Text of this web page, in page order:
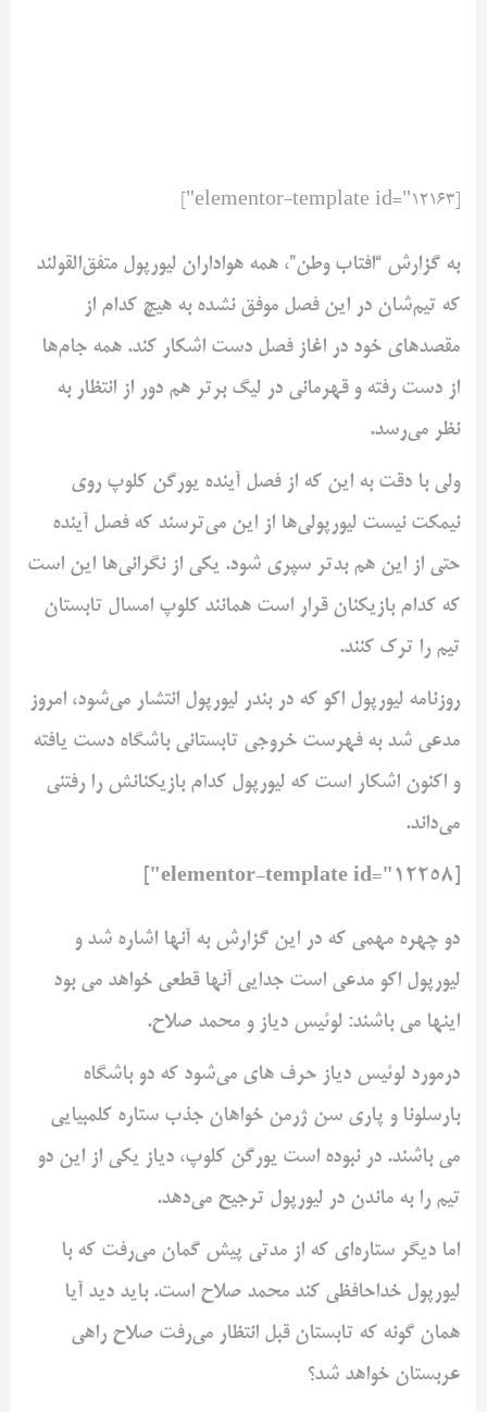
به گزارش “افتاب وطن”، همه هواداران لیورپول متفق‌القولند
که ‌تیم‌شان در این فصل موفق نشده به هیچ کدام از
مقصد‌های خود در ‌اغاز فصل دست اشکار کند. همه جام‌ها
از دست رفته و قهرمانی در ‌لیگ برتر هم دور از انتظار به
نظر می‌رسد. ‌
ولی با دقت به این که از فصل آینده یورگن کلوپ روی
نیمکت نیست ‌لیورپولی‌ها از این می‌ترسند که فصل آینده
حتی از این هم بدتر ‌سپری شود. یکی از نگرانی‌ها این است
که کدام بازیکنان قرار است ‌همانند کلوپ امسال تابستان
تیم را ترک کنند.
روزنامه لیورپول اکو که در بندر لیورپول انتشار می‌شود، امروز
مدعی ‌شد به فهرست خروجی تابستانی باشگاه دست یافته
و اکنون اشکار ‌است که لیورپول کدام بازیکنانش را رفتنی
می‌داند.‌
دو چهره مهمی که در این گزارش به آنها اشاره شد و
لیورپول اکو ‌مدعی است جدایی آنها قطعی خواهد می بود
اینها می باشند: لوئیس دیاز ‌و محمد صلاح. ‌
درمورد لوئیس دیاز حرف های می‌شود که دو باشگاه
بارسلونا و پاری سن ‌ژرمن خواهان جذب ستاره کلمبیایی
می باشند. در نبوده است یورگن کلوپ، ‌دیاز یکی از این دو
تیم را به ماندن در لیورپول ترجیح می‌دهد. ‌
اما دیگر ستاره‌ای که از مدتی پیش گمان می‌رفت که با
لیورپول ‌خداحافظی کند محمد صلاح است. باید دید آیا
همان گونه که تابستان ‌قبل انتظار می‌رفت صلاح راهی
عربستان خواهد شد؟